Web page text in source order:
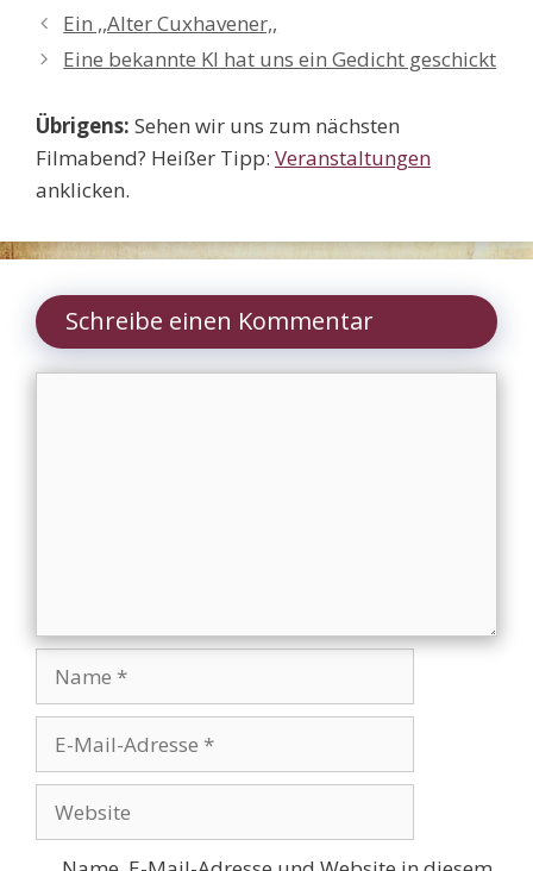
Ein ,,Alter Cuxhavener,,
Eine bekannte KI hat uns ein Gedicht geschickt
Übrigens: Sehen wir uns zum nächsten
Filmabend? Heißer Tipp: Veranstaltungen
anklicken.
Schreibe einen Kommentar
Name
Website